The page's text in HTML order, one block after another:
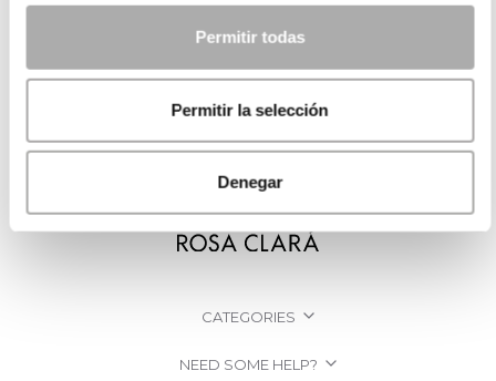
Permitir todas
Permitir la selección
Denegar
CATEGORIES
NEED SOME HELP?